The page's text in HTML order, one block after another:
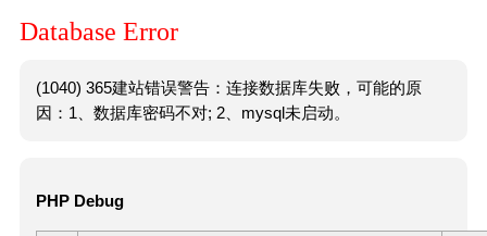
Database Error
(1040) 365建站错误警告：连接数据库失败，可能的原
因：1、数据库密码不对; 2、mysql未启动。
PHP Debug